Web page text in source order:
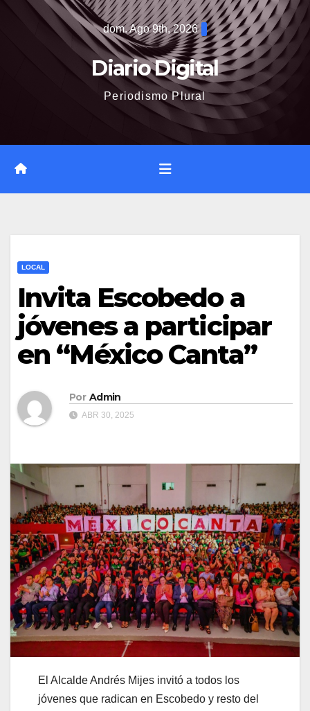
dom. Ago 9th, 2026
Diario Digital
Periodismo Plural
LOCAL
Invita Escobedo a
jóvenes a participar
en “México Canta”
Por Admin
ABR 30, 2025
El Alcalde Andrés Mijes invitó a todos los
jóvenes que radican en Escobedo y resto del